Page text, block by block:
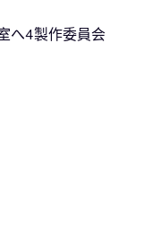
へ4製作委員会